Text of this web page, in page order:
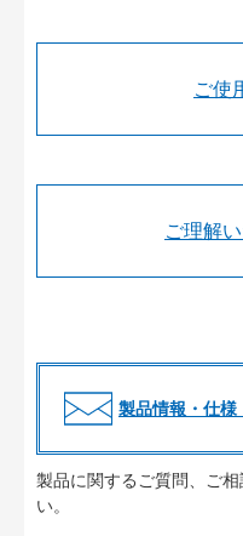
ご使
ご理解
製品情報・仕様
製品に関するご質問、ご
い。